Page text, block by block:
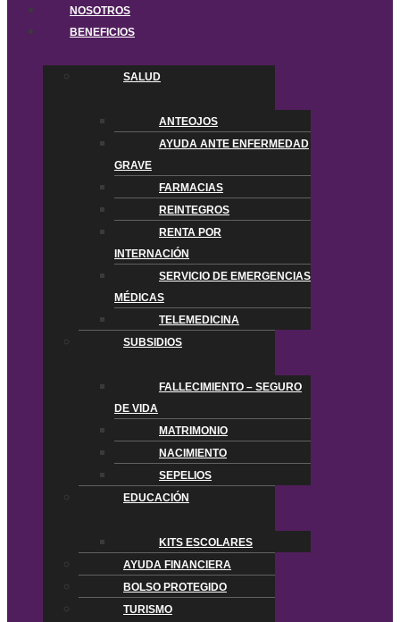
NOSOTROS
BENEFICIOS
SALUD
ANTEOJOS
AYUDA ANTE ENFERMEDAD
GRAVE
FARMACIAS
REINTEGROS
RENTA POR
INTERNACIÓN
SERVICIO DE EMERGENCIAS
MÉDICAS
TELEMEDICINA
SUBSIDIOS
FALLECIMIENTO – SEGURO
DE VIDA
MATRIMONIO
NACIMIENTO
SEPELIOS
EDUCACIÓN
KITS ESCOLARES
AYUDA FINANCIERA
BOLSO PROTEGIDO
TURISMO